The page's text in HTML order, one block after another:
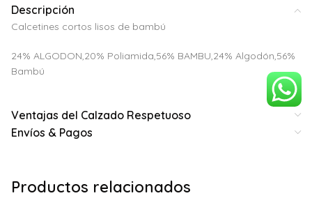
Descripción
Calcetines cortos lisos de bambú
24% ALGODON,20% Poliamida,56% BAMBU,24% Algodón,56%
Bambú
Ventajas del Calzado Respetuoso
Envíos & Pagos
Productos relacionados